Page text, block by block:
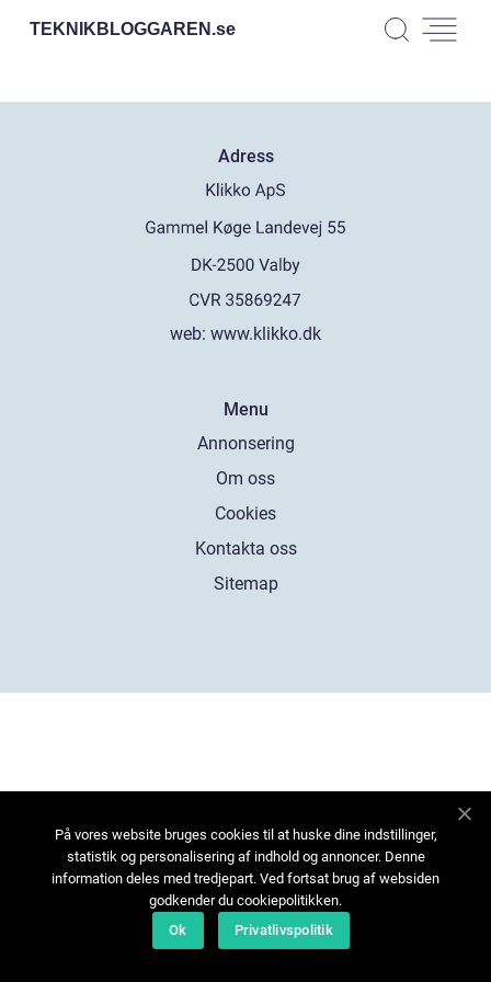
TEKNIKBLOGGAREN.se
Adress
web: www.klikko.dk
Menu
Annonsering
Om oss
Cookies
Kontakta oss
Sitemap
På vores website bruges cookies til at huske dine indstillinger,
statistik og personalisering af indhold og annoncer. Denne
information deles med tredjepart. Ved fortsat brug af websiden
godkender du cookiepolitikken.
Ok
Privatlivspolitik